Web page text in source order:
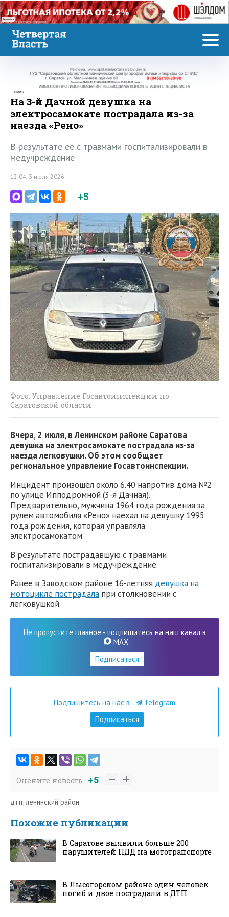
Реклама
Реклама
На 3-й Дачной девушка на
электросамокате пострадала из-за
наезда «Рено»
В результате ее с травмами госпитализировали в
медучреждение
12:04, 3 июля 2026
+5
Фото: Управление Госавтоинспекции по
Саратовской области
Вчера, 2 июля, в Ленинском районе Саратова
девушка на электросамокате пострадала из-за
наезда легковушки. Об этом сообщает
региональное управление Госавтоинспекции.
Инцидент произошел около 6.40 напротив дома №2
по улице Ипподромной (3-я Дачная).
Предварительно, мужчина 1964 года рождения за
рулем автомобиля «Рено» наехал на девушку 1995
года рождения, которая управляла
электросамокатом.
В результате пострадавшую с травмами
госпитализировали в медучреждение.
Ранее в Заводском районе 16-летняя девушка на
мотоцикле пострадала при столкновении с
легковушкой.
Не пропустите главное - подпишитесь на наш канал в
MAX
Подписаться
Подпишитесь на нас в
Telegram
Подписаться
Оцените новость +5
дтп,ленинский район
Похожие публикации
В Саратове выявили больше 200
нарушителей ПДД на мототранспорте
В Лысогорском районе один человек
погиб и двое пострадали в ДТП